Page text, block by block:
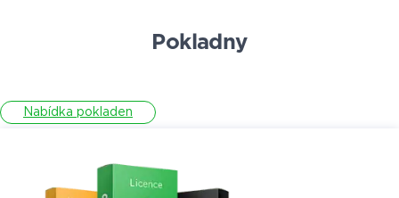
Pokladny
Nabídka pokladen